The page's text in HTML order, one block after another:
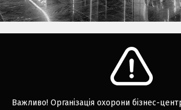
Важливо! Організація охорони бізнес-